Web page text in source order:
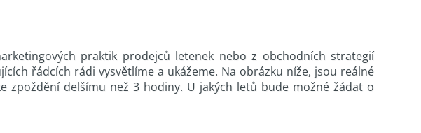
praktik prodejců letenek nebo z obchodních strategií
řádcích rádi vysvětlíme a ukážeme. Na obrázku níže, jsou reálné
delšímu než 3 hodiny. U jakých letů bude možné žádat o